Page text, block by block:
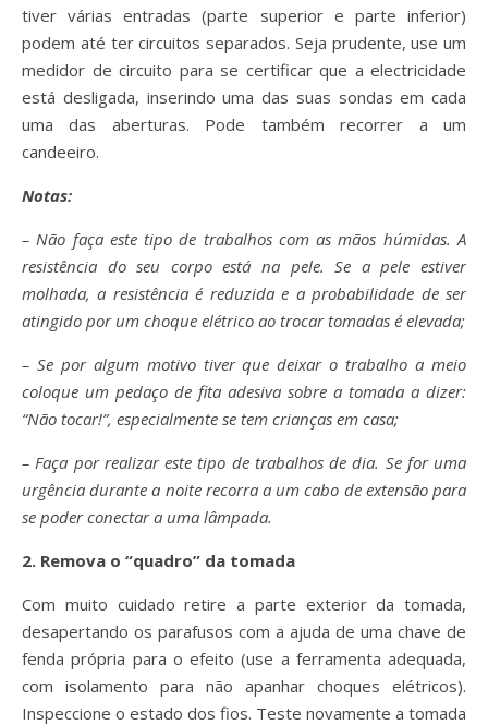
tiver várias entradas (parte superior e parte inferior)
podem até ter circuitos separados. Seja prudente, use um
medidor de circuito para se certificar que a electricidade
está desligada, inserindo uma das suas sondas em cada
uma das aberturas. Pode também recorrer a um
candeeiro.
Notas:
– Não faça este tipo de trabalhos com as mãos húmidas. A
resistência do seu corpo está na pele. Se a pele estiver
molhada, a resistência é reduzida e a probabilidade de ser
atingido por um choque elétrico ao trocar tomadas é elevada;
– Se por algum motivo tiver que deixar o trabalho a meio
coloque um pedaço de fita adesiva sobre a tomada a dizer:
“Não tocar!”, especialmente se tem crianças em casa;
– Faça por realizar este tipo de trabalhos de dia. Se for uma
urgência durante a noite recorra a um cabo de extensão para
se poder conectar a uma lâmpada.
2. Remova o “quadro” da tomada
Com muito cuidado retire a parte exterior da tomada,
desapertando os parafusos com a ajuda de uma chave de
fenda própria para o efeito (use a ferramenta adequada,
com isolamento para não apanhar choques elétricos).
Inspeccione o estado dos fios. Teste novamente a tomada